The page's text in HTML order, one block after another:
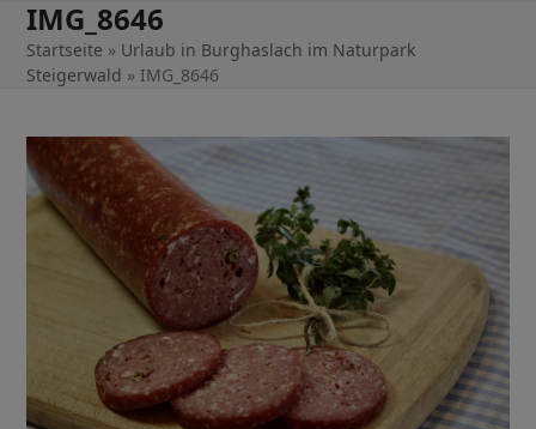
Skip
content
IMG_8646
Startseite » Urlaub in Burghaslach im Naturpark
Steigerwald » IMG_8646